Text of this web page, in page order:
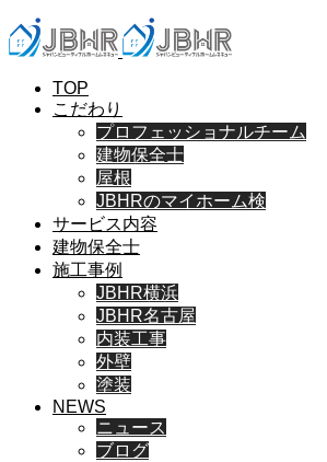
TOP
こだわり
プロフェッショナルチーム
建物保全士
屋根
JBHRのマイホーム検
サービス内容
建物保全士
施工事例
JBHR横浜
JBHR名古屋
内装工事
外壁
塗装
NEWS
ニュース
ブログ